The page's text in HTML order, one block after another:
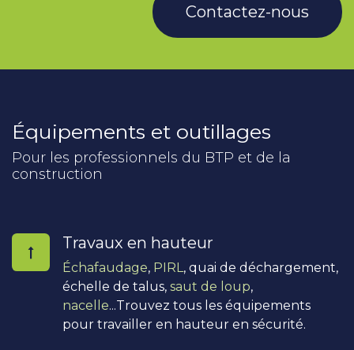
Contactez-nous
Équipements et outillages
Pour les professionnels du BTP et de la
construction
Travaux en hauteur
Échafaudage, PIRL, quai de déchargement,
échelle de talus, saut de loup,
nacelle...Trouvez tous les équipements
pour travailler en hauteur en sécurité.